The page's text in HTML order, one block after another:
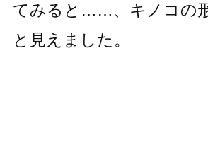
てみると……、キノコの
と見えました。